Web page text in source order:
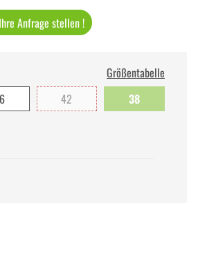
Anfrage stellen !
Größentabelle
42
38